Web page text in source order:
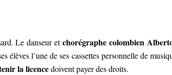
Le danseur etchorégraphe colombien
l’une de ses cassettes personnelle de
la licencedoivent payer des droits.